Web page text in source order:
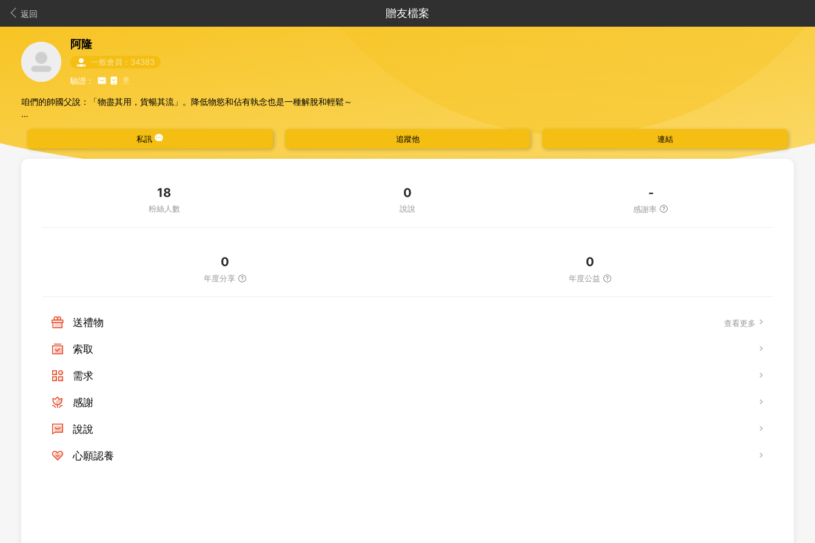
返回 贈友檔案
阿隆
一般會員：34383
驗證：
咱們的帥國父說：「物盡其用，貨暢其流」。降低物慾和佔有執念也是一種解脫和輕鬆～
若好心的你知道哪些多帳號或評價不佳的贈友，希望你私訊提醒我幫我過濾，感謝！
私訊 追蹤他 連結
18
粉絲人數
0
說說
-
感謝率
0
年度分享
0
年度公益
送禮物 查看更多
索取
需求
感謝
說說
心願認養